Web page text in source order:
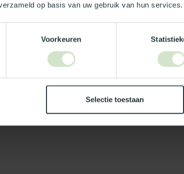
op basis van uw gebruik van hun services.
Voorkeuren
Selectie toestaan